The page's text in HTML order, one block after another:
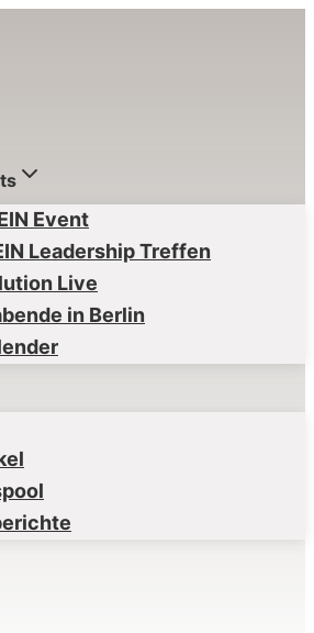
Event
Leadership Treffen
Live
in Berlin